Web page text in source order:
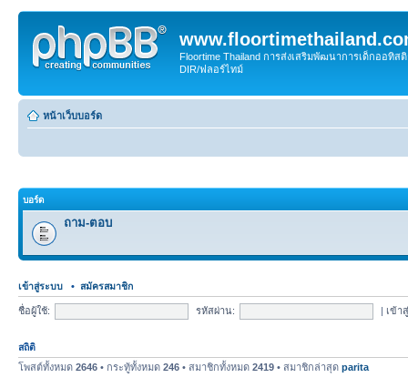
Floortime Thailand การส่งเสริมพัฒนาการเด็กออทิ
DIR/ฟลอร์ไทม์
หน้าเว็บบอร์ด
บอร์ด
ถาม-ตอบ
เข้าสู่ระบบ • สมัครสมาชิก
ชื่อผู้ใช้: รหัสผ่าน: | เข้า
สถิติ
โพสต์ทั้งหมด 2646 • กระทู้ทั้งหมด 246 • สมาชิกทั้งหมด 2419 • สมาชิกล่าสุด parita